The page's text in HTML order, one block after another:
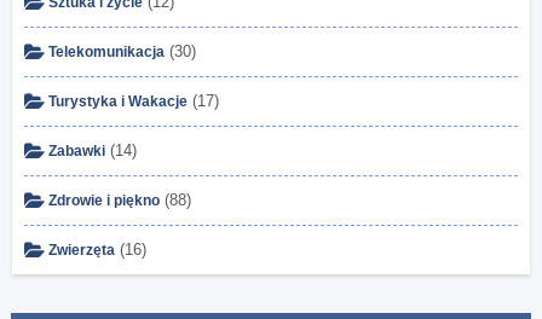
Telekomunikacja (30)
Turystyka i Wakacje (17)
Zabawki (14)
Zdrowie i piękno (88)
Zwierzęta (16)